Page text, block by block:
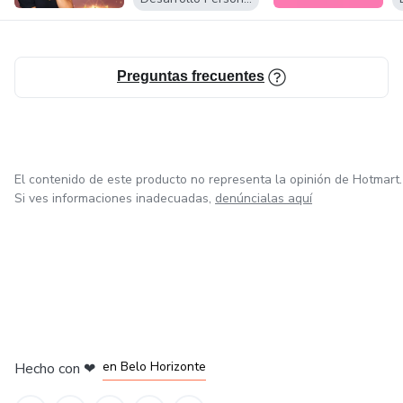
desata. ¡Compra tu entrada ahora y comienza tu viaje hacia
una vida empresarial plena!Preguntas frecuentes
El contenido de este producto no representa la opinión de Hotmart.
Si ves informaciones inadecuadas, denúncialas aquí
Hecho con ❤ en Belo Horizonte